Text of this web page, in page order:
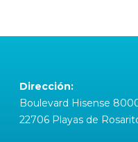
Dirección:
Boulevard Hisense
22706 Playas de